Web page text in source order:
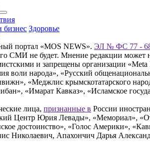
бизнес Здоровье
портал «MOS NEWS». ЭЛ № ФС 77 -
СМИ не будет. Мнение редакции может
и запрещены организации
воли народа», «Русский
«Меджлис крымскотатарского
«Имарат Кавказ», «Исламское
лица, признанные в России
Центр Юрия Левады», «Мемориал»,
достоинство», «Голос Америки»,
Николаевич, Апахончич Дарья